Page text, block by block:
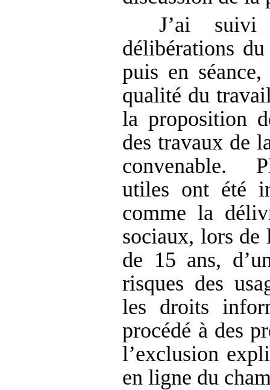
J’ai
délibérations
puis en
qualité du
la proposition
des travaux de
convenable.
utiles ont été
comme la
sociaux, lors de
de 15 ans,
risques des
les droits
procédé à des
l’exclusion
en ligne du